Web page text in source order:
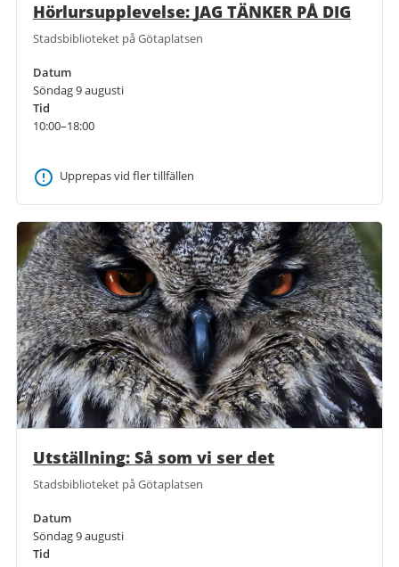
Hörlursupplevelse: JAG TÄNKER PÅ DIG
Stadsbiblioteket på Götaplatsen
Datum
Söndag 9 augusti
Tid
10:00–18:00
Upprepas vid fler tillfällen
Utställning: Så som vi ser det
Stadsbiblioteket på Götaplatsen
Datum
Söndag 9 augusti
Tid